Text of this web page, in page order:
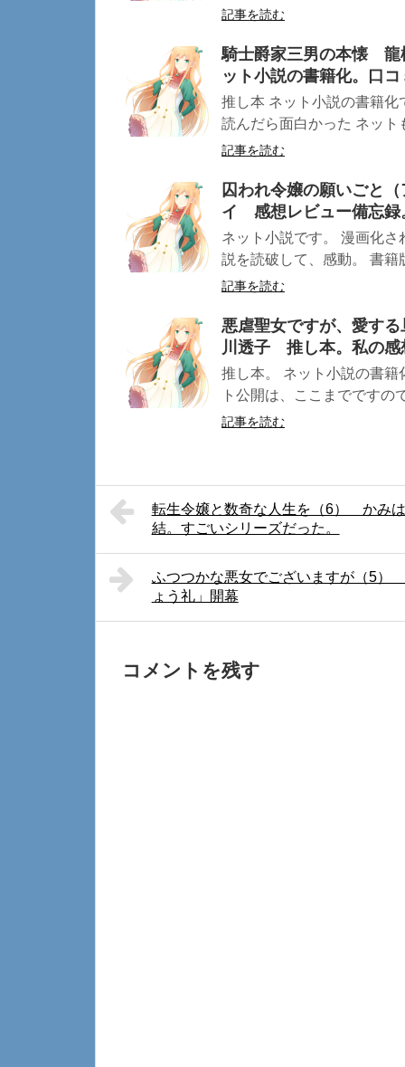
記事を読む
騎士爵家三男の本懐 龍
ット小説の書籍化。口
推し本 ネット小説の書籍
読んだら面白かった ネット
記事を読む
囚われ令嬢の願いごと
イ 感想レビュー備忘録
ネット小説です。 漫画化
説を読破して、感動。 書籍
記事を読む
悪虐聖女ですが、愛す
川透子 推し本。私の感
推し本。 ネット小説の書
ト公開は、ここまでですの
記事を読む
転生令嬢と数奇な人生を（6） かみ
結。すごいシリーズだった。
ふつつかな悪女でございますが（5
ょう礼」開幕
コメントを残す